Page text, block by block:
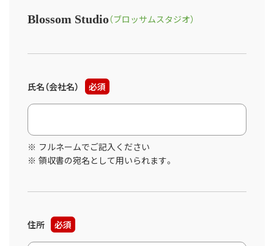
Blossom Studio（ブロッサムスタジオ）
氏名（会社名） 必須
フルネームでご記入ください
領収書の宛名として用いられます。
住所 必須